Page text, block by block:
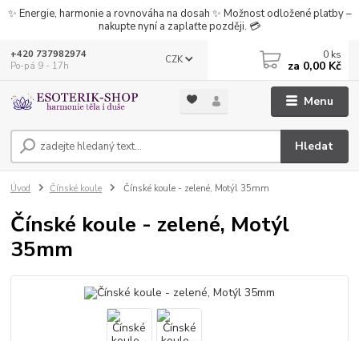
✨ Energie, harmonie a rovnováha na dosah ✨ Možnost odložené platby –
nakupte nyní a zaplaťte později. 💳
Menu
CZK
Hledat
+420 737982974
Po-pá 9 - 17h
0 ks
za 0,00 Kč
Úvod Čínské koule Čínské koule - zelené, Motýl 35mm
Čínské koule - zelené, Motýl
35mm